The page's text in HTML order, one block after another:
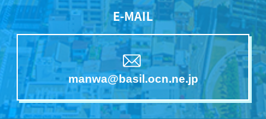
FAX
06-6438-5622
E-MAIL